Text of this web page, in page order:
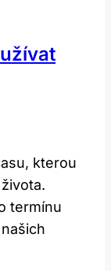
kterou
termínu